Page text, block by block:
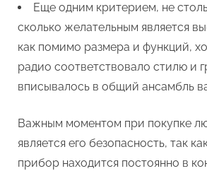
Еще одним критерием, не
сколько желательным является
как помимо размера и функций,
радио соответствовало стилю и
вписывалось в общий ансамбль
Важным моментом при покупке
является его безопасность, так
прибор находится постоянно в